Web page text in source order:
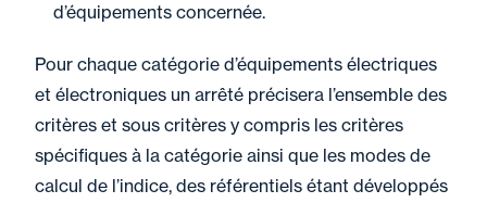
d’équipements concernée.
Pour chaque catégorie d’équipements électriques
et électroniques un arrêté précisera l’ensemble des
critères et sous critères y compris les critères
spécifiques à la catégorie ainsi que les modes de
calcul de l’indice, des référentiels étant développés